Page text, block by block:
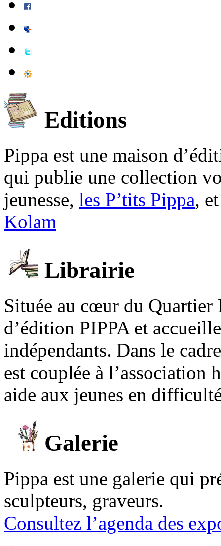
Editions
Pippa est une maison
qui publie une collection
jeunesse, les P’tits Pippa,
Kolam
Librairie
Située au cœur du Quartier
d’édition PIPPA et
indépendants. Dans le
est couplée à l’association
aide aux jeunes en
Galerie
Pippa est une galerie qui
sculpteurs, graveurs.
Consultez l’agenda des